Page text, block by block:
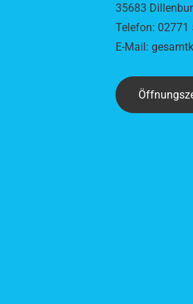
35683
Telefon: 02771
E-Mail: